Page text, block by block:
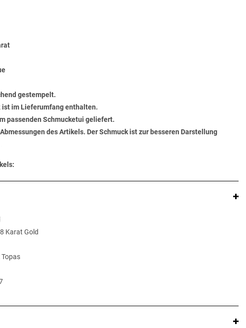
gestempelt.
im Lieferumfang enthalten.
passenden Schmucketui geliefert.
des Artikels. Der Schmuck ist zur besseren Darstellung
Karat Gold
Topas